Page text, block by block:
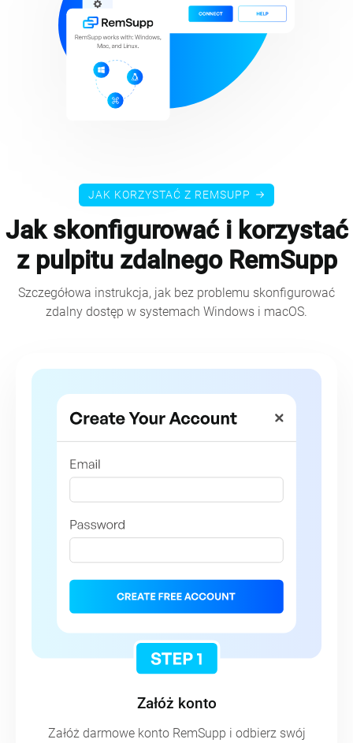
JAK KORZYSTAĆ Z REMSUPP
Jak skonfigurować i korzystać
z pulpitu zdalnego RemSupp
Szczegółowa instrukcja, jak bez problemu skonfigurować
zdalny dostęp w systemach Windows i macOS.
Krok 1
Załóż konto
Załóż darmowe konto RemSupp i odbierz swój